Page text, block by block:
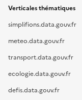
Verticales thématiques
simplifions.data.gouv.fr
meteo.data.gouv.fr
transport.data.gouv.fr
ecologie.data.gouv.fr
defis.data.gouv.fr